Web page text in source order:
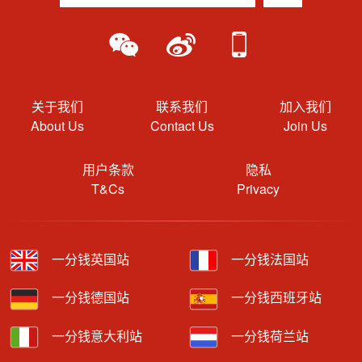
关于我们
About Us
联系我们
Contact Us
加入我们
Join Us
用户条款
T&Cs
隐私
Privacy
一分钱英国站 一分钱法国站
一分钱德国站 一分钱西班牙站
一分钱意大利站 一分钱荷兰站